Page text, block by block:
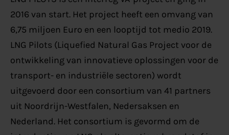
2016 van start. Het project heeft een omvang van
6,75 miljoen Euro en een looptijd tot medio 2019.
LNG Pilots (Liquefied Natural Gas Project voor de
ontwikkeling van innovatieve oplossingen voor de
transport- en industriële sectoren) wordt
uitgevoerd door een consortium van 41 partners
uit Noordrijn-Westfalen, Nedersaksen en
Nederland. Het consortium is gevormd om de